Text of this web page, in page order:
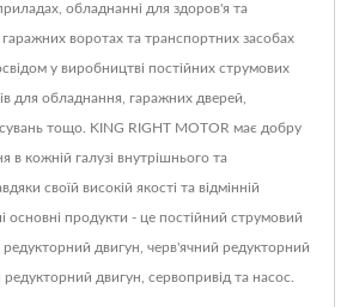
обладнанні для здоров'я та
гаражних воротах та транспортних засобах
у виробництві постійних струмових
для обладнання, гаражних дверей,
тощо. KING RIGHT MOTOR має добру
в кожній галузі внутрішнього та
своїй високій якості та відмінній
основні продукти - це постійний струмовий
двигун, черв'ячний редукторний
двигун, сервопривід та насос.